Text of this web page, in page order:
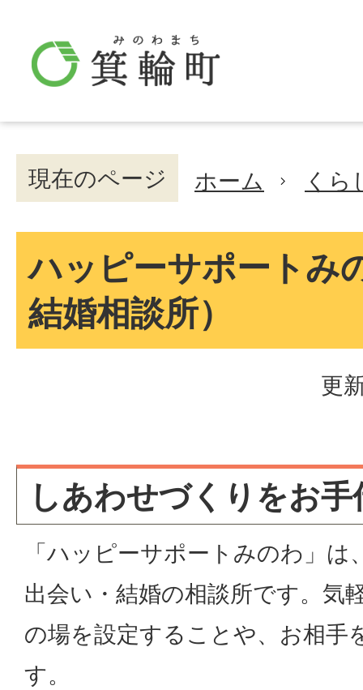
現在のページ ホーム くら
ハッピーサポートみ
結婚相談所）
更
しあわせづくりをお手
「ハッピーサポートみのわ」
出会い・結婚の相談所です。気
の場を設定することや、お相手
す。